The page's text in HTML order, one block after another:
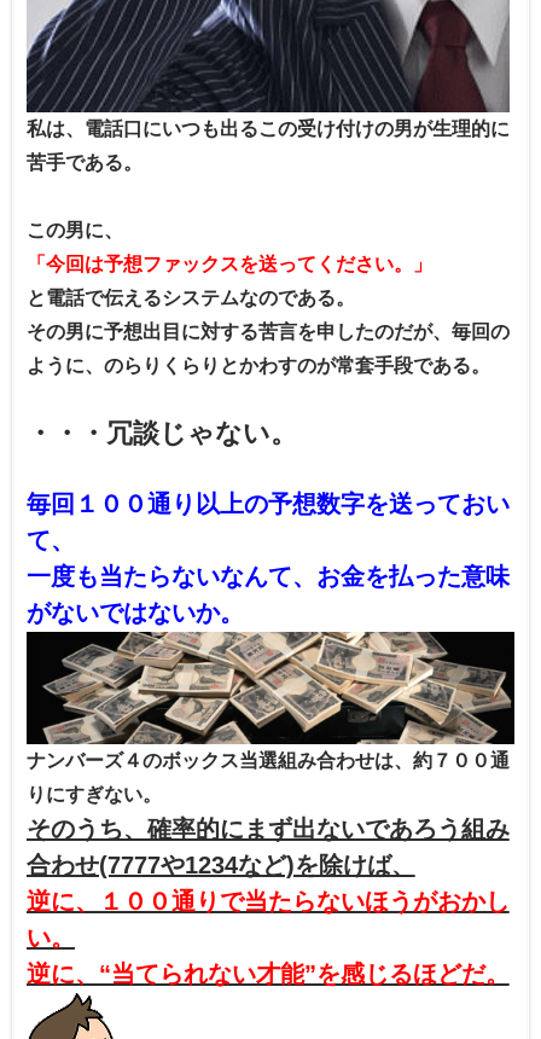
私は、電話口にいつも出るこの受け付けの男が生理的に
苦手である。
この男に、
「今回は予想ファックスを送ってください。」
と電話で伝えるシステムなのである。
その男に予想出目に対する苦言を申したのだが、毎回の
ように、のらりくらりとかわすのが常套手段である。
・・・冗談じゃない。
毎回１００通り以上の予想数字を送っておい
て、
一度も当たらないなんて、お金を払った意味
がないではないか。
ナンバーズ４のボックス当選組み合わせは、約７００通
りにすぎない。
そのうち、確率的にまず出ないであろう組み
合わせ(7777や1234など)を除けば、
逆に、１００通りで当たらないほうがおかし
い。
逆に、“当てられない才能”を感じるほどだ。